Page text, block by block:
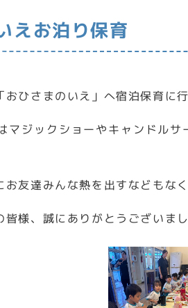
えお泊り保育
ひさまのいえ」へ宿泊保育に行
マジックショーやキャンドル
友達みんな熱を出すなどもな
様、誠にありがとうございまし